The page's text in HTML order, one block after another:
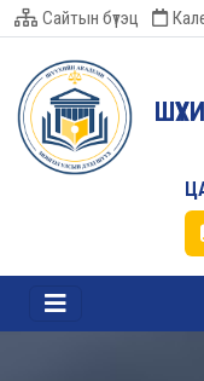
Сайтын бүтэц